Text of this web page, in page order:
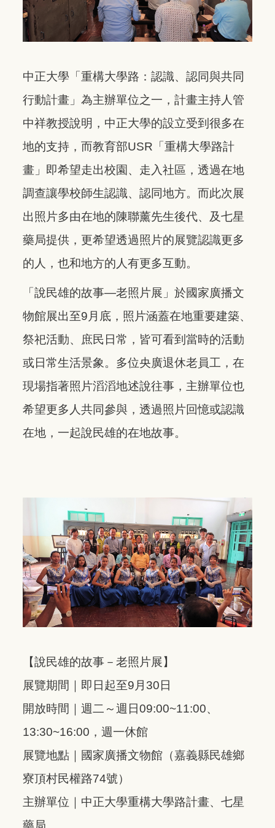
中正大學「重構大學路：認識、認同與共同
行動計畫」為主辦單位之一，計畫主持人管
中祥教授說明，中正大學的設立受到很多在
地的支持，而教育部USR「重構大學路計
畫」即希望走出校園、走入社區，透過在地
調查讓學校師生認識、認同地方。而此次展
出照片多由在地的陳聯薰先生後代、及七星
藥局提供，更希望透過照片的展覽認識更多
的人，也和地方的人有更多互動。
「說民雄的故事—老照片展」於國家廣播文
物館展出至9月底，照片涵蓋在地重要建築、
祭祀活動、庶民日常，皆可看到當時的活動
或日常生活景象。多位央廣退休老員工，在
現場指著照片滔滔地述說往事，主辦單位也
希望更多人共同參與，透過照片回憶或認識
在地，一起說民雄的在地故事。
【說民雄的故事－老照片展】
展覽期間｜即日起至9月30日
開放時間｜週二～週日09:00~11:00、
13:30~16:00，週一休館
展覽地點｜國家廣播文物館（嘉義縣民雄鄉
寮頂村民權路74號）
主辦單位｜中正大學重構大學路計畫、七星
藥局